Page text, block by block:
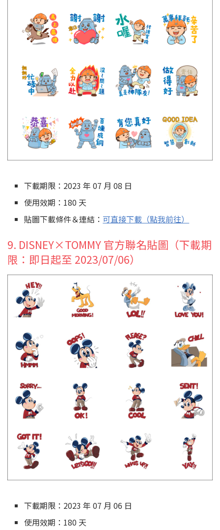
下載期限：2023 年 07 月 08 日
使用效期：180 天
貼圖下載條件＆連結： 可直接下載（點我前往）
9. DISNEY×TOMMY 官方聯名貼圖（下載期
限：即日起至 2023/07/06）
下載期限：2023 年 07 月 06 日
使用效期：180 天